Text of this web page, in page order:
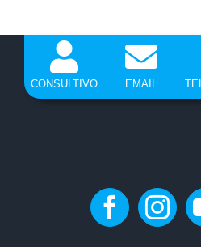
CONSULTIVO EMAIL